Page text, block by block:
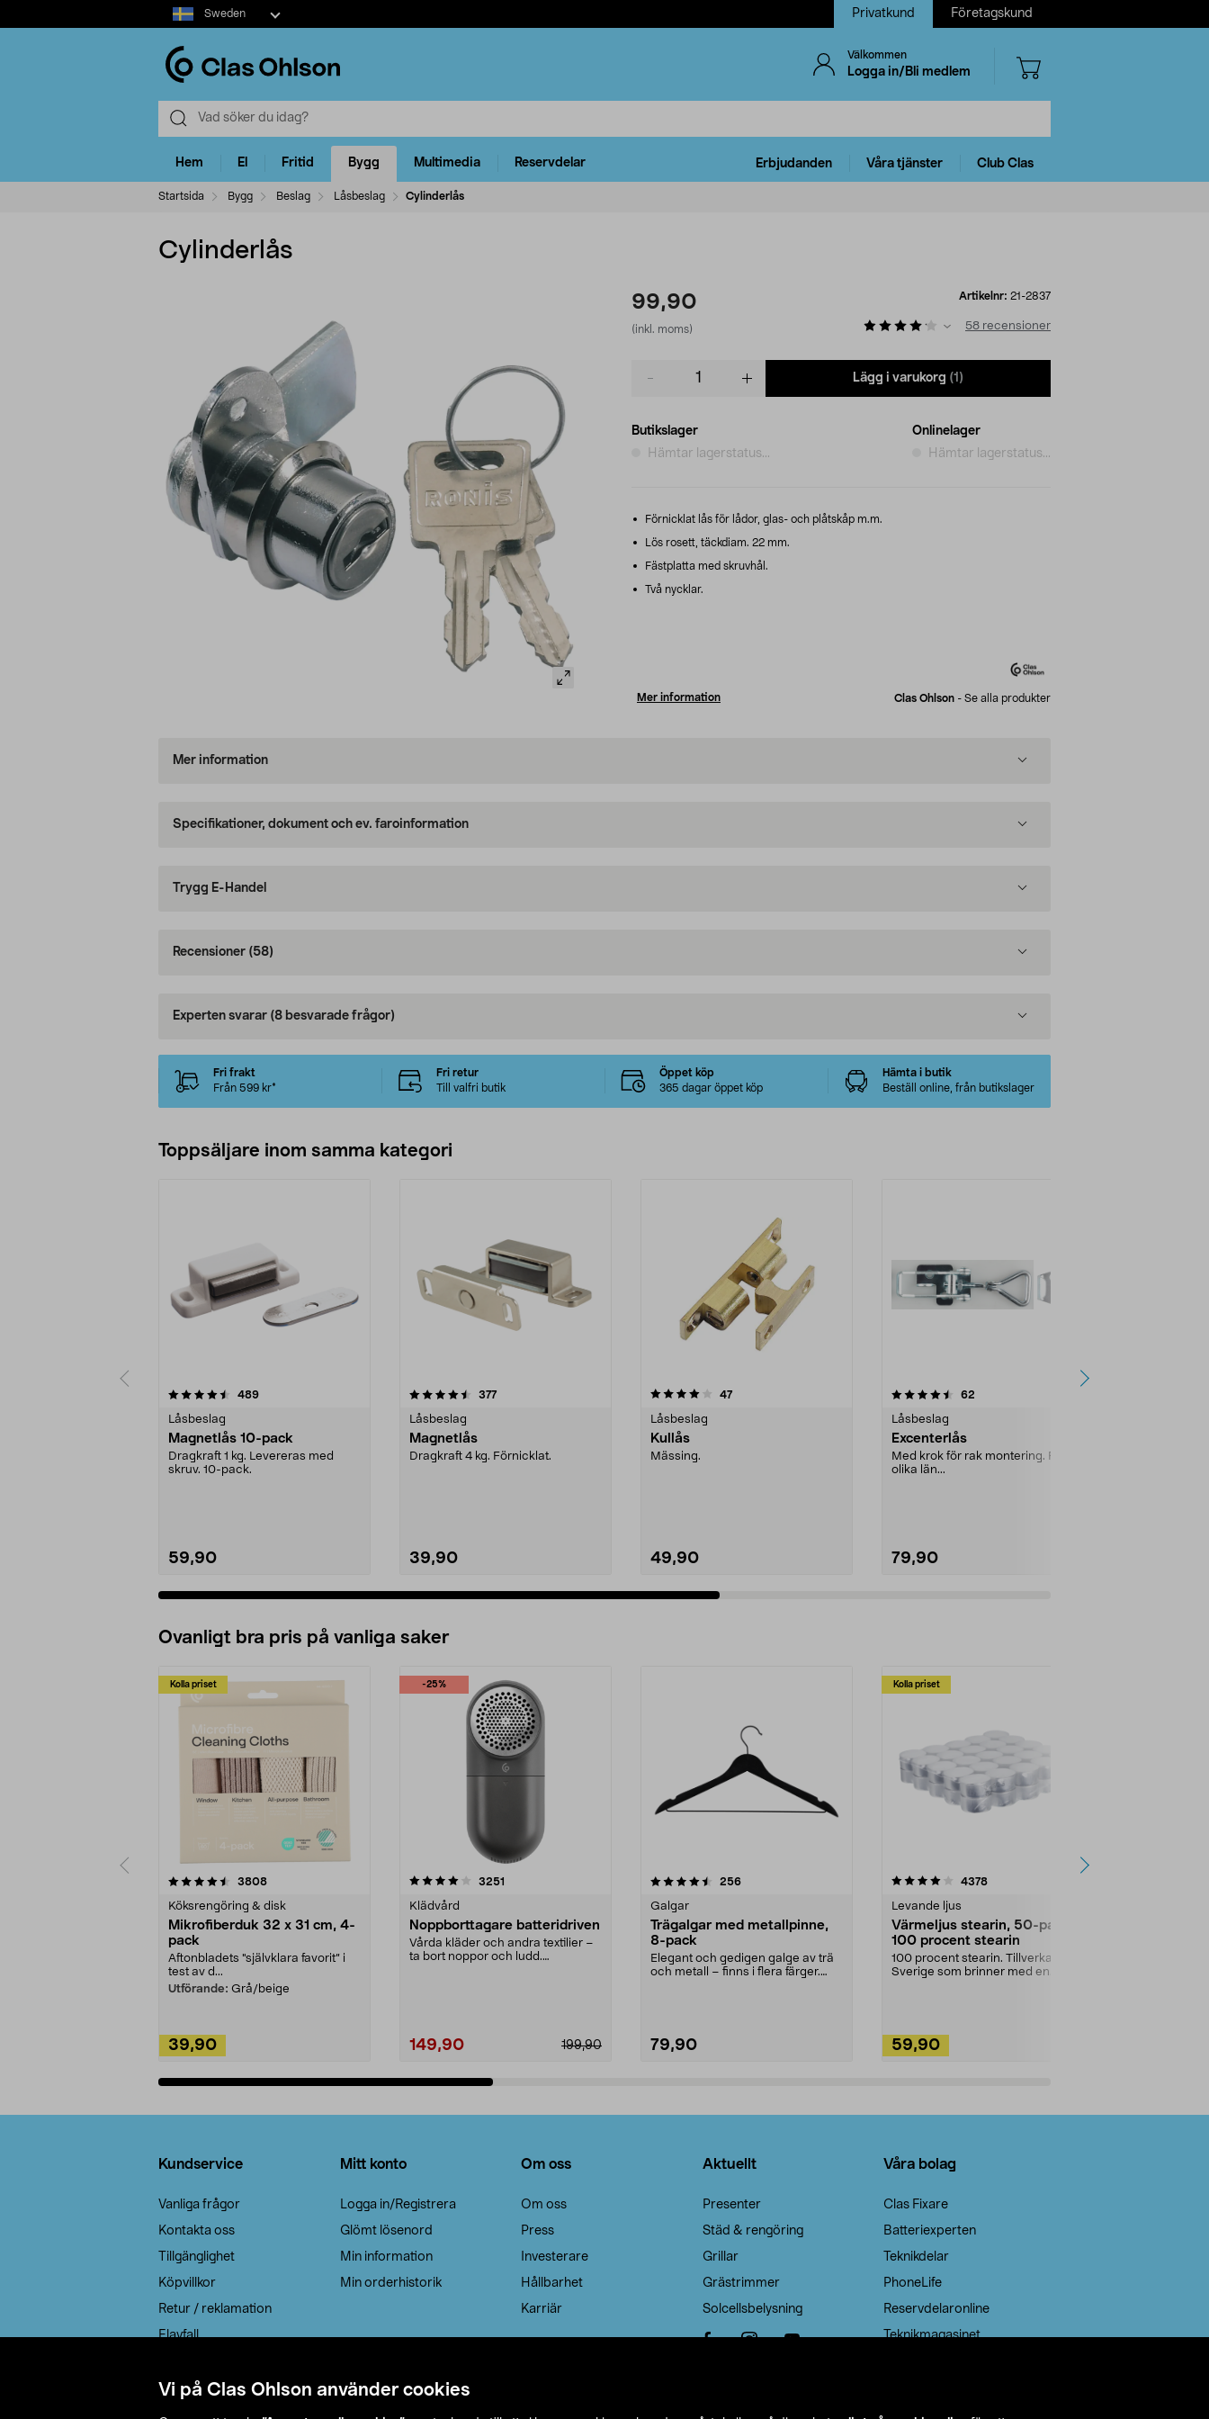
Vi på Clas Ohlson använder cookies
Select
market
Sweden Privatkund Företagskund
Välkommen
Logga in/Bli medlem
Hem El Fritid Bygg Multimedia Reservdelar Erbjudanden Våra tjänster Club Clas
Startsida Bygg Beslag Låsbeslag Cylinderlås
Cylinderlås
99,90
(inkl. moms)
Artikelnr: 21-2837
58 recensioner
Lägg i varukorg (1)
Butikslager
Hämtar lagerstatus...
Onlinelager
Hämtar lagerstatus...
Förnicklat lås för lådor, glas- och plåtskåp m.m.
Lös rosett, täckdiam. 22 mm.
Fästplatta med skruvhål.
Två nycklar.
Mer information Clas Ohlson - Se alla produkter
Mer information
Specifikationer, dokument och ev. faroinformation
Trygg E-Handel
Recensioner (58)
Experten svarar (8 besvarade frågor)
Fri frakt
Från 599 kr*
Fri retur
Till valfri butik
Öppet köp
365 dagar öppet köp
Hämta i butik
Beställ online, från butikslager
Toppsäljare inom samma kategori
489recensioner
Låsbeslag
Magnetlås 10-pack
Dragkraft 1 kg. Levereras med
skruv. 10-pack.
59,90
4.5 av 5 stjärnor 377recensioner
Låsbeslag
Magnetlås
Dragkraft 4 kg. Förnicklat.
39,90
4.0 av 5 stjärnor 47recensioner
Låsbeslag
Kullås
Mässing.
49,90
4.5 av 5 stjärnor 62
Låsbeslag
Excenterlås
Med krok för rak montering. Finns i
olika län...
79,90
4.0 av 5 stjärnor
Ovanligt bra pris på vanliga saker
Kolla priset
3808recensioner
Köksrengöring & disk
Mikrofiberduk 32 x 31 cm, 4-
pack
Aftonbladets "självklara favorit” i
test av d...
Utförande: Grå/beige
39,90
-25%
4.0av 5 stjärnor 3251
Klädvård
Noppborttagare batteridriven
Vårda kläder och andra textilier –
ta bort noppor och ludd.
199,90
149,90
4.5av 5 stjärnor 256recensioner
Galgar
Trägalgar med metallpinne,
8-pack
Elegant och gedigen galge av trä
och metall – finns i flera färger.
79,90
Kolla priset
4.0av 5 stjärnor 4378recensioner
Levande ljus
Värmeljus stearin, 50-pack,
100 procent stearin
100 procent stearin. Tillverkade i
Sverige som brinner med en
59,90
4.5av 5 stjärnor
Kundservice
Vanliga frågor
Kontakta oss
Tillgänglighet
Köpvillkor
Retur / reklamation
Elavfall
Leveransalternativ
Mitt konto
Logga in/Registrera
Glömt lösenord
Min information
Min orderhistorik
Om oss
Om oss
Press
Investerare
Hållbarhet
Karriär
Aktuellt
Presenter
Städ & rengöring
Grillar
Grästrimmer
Solcellsbelysning
Våra bolag
Clas Fixare
Batteriexperten
Teknikdelar
PhoneLife
Reservdelaronline
Teknikmagasinet